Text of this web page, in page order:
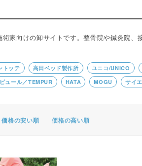
ポスター
家向けの卸サイトです。整骨院や鍼灸院
ッテ 高田ベッド製作所 ユニコ/UNICO
ュール／TEMPUR HATA MOGU サイ
価格の安い順 価格の高い順
A-COMS